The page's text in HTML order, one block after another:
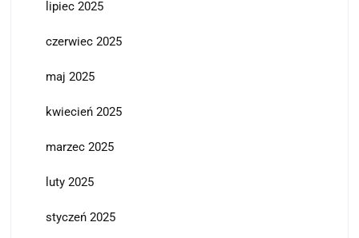
lipiec 2025
czerwiec 2025
maj 2025
kwiecień 2025
marzec 2025
luty 2025
styczeń 2025